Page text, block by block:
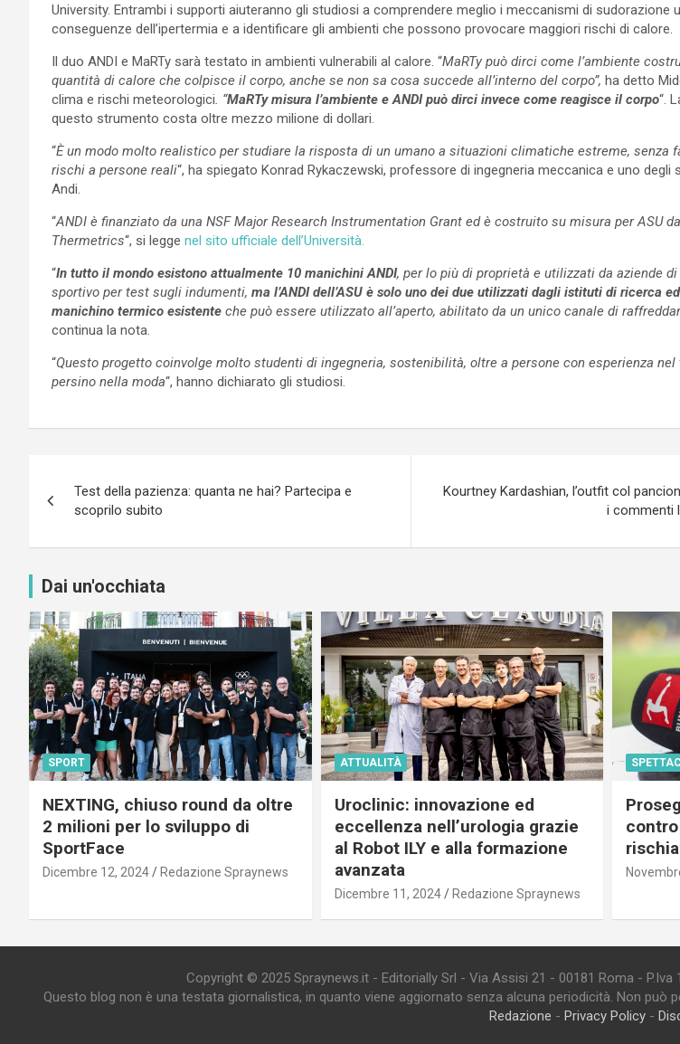
University. Entrambi i supporti aiuteranno gli studiosi a comprendere meglio i meccanismi di sudorazione
conseguenze dell’ipertermia e a identificare gli ambienti che possono provocare maggiori rischi di calore.
Il duo ANDI e MaRTy sarà testato in ambienti vulnerabili al calore. “MaRTy può dirci come l’ambiente
quantità di calore che colpisce il corpo, anche se non sa cosa succede all’interno del corpo”, ha detto
clima e rischi meteorologici . “MaRTy misura l’ambiente e ANDI può dirci invece come reagisce il corpo“.
questo strumento costa oltre mezzo milione di dollari.
“È un modo molto realistico per studiare la risposta di un umano a situazioni climatiche estreme, senza
rischi a persone reali“, ha spiegato Konrad Rykaczewski, professore di ingegneria meccanica e uno degli
Andi.
“ANDI è finanziato da una NSF Major Research Instrumentation Grant ed è costruito su misura per ASU
Thermetrics“, si legge nel sito ufficiale dell’Università.
“In tutto il mondo esistono attualmente 10 manichini ANDI, per lo più di proprietà e utilizzati da aziende
sportivo per test sugli indumenti, ma l’ANDI dell’ASU è solo uno dei due utilizzati dagli istituti di ricerca
manichino termico esistente che può essere utilizzato all’aperto, abilitato da un unico canale di
continua la nota.
“Questo progetto coinvolge molto studenti di ingegneria, sostenibilità, oltre a persone con esperienza nel
persino nella moda“, hanno dichiarato gli studiosi.
articoli
Test della pazienza: quanta ne hai? Partecipa e
scoprilo subito
Kourtney Kardashian, l’outfit col
i commenti
Dai un'occhiata
SPORT
NEXTING, chiuso round da oltre
2 milioni per lo sviluppo di
SportFace
Dicembre 12, 2024 Redazione Spraynews
ATTUALITÀ
Uroclinic: innovazione ed
eccellenza nell’urologia grazie
al Robot ILY e alla formazione
avanzata
Dicembre 11, 2024 Redazione Spraynews
Copyright © 2025 Spraynews.it - Editorially Srl - Via Assisi 21 - 00181 Roma -
Questo blog non è una testata giornalistica, in quanto viene aggiornato senza alcuna periodicità. Non può
Redazione - Privacy Policy-